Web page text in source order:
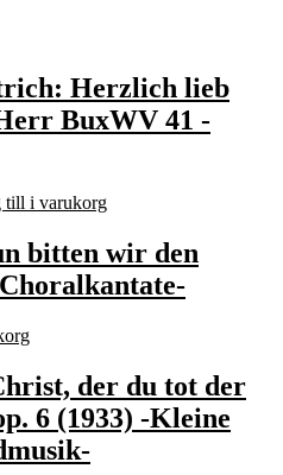
Herzlich lieb
BuxWV 41 -
kr.
till i varukorg
bitten wir den
der du tot der
6 (1933) -Kleine